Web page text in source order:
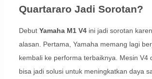
Quartararo Jadi Sorotan?
Debut Yamaha M1 V4ini jadi sorotan
alasan. Pertama, Yamaha memang lagi
kembali ke performa terbaiknya. Mesin V4
bisa jadi solusi untuk meningkatkan daya